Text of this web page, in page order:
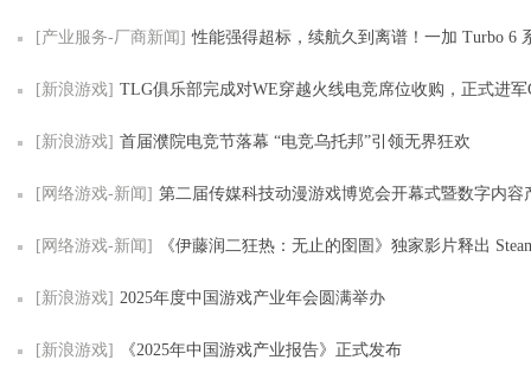
[产业服务-厂商新闻] 性能强得超标，续航久到离谱！一加 Turbo 6 系列首销优惠
[新浪游戏] TLG俱乐部完成对WE穿越火线电竞席位收购，正式进军
[新浪游戏] 首届濮院电竞节落幕 “电竞乌托邦”引领无界狂欢
[网络游戏-新闻] 第二届传媒科技动漫游戏博览会开幕式暨数字内容产业峰会在四
[网络游戏-新闻] 《伊藤润二狂热：无止的囹圄》独家影片释出 Steam冬季特卖限
[新浪游戏] 2025年度中国游戏产业年会圆满举办
[新浪游戏] 《2025年中国游戏产业报告》正式发布